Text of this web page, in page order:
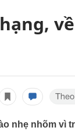
nhẹ nhõm vì